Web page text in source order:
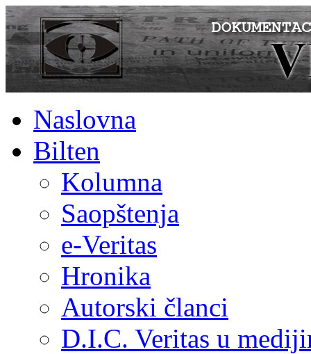
Naslovna
Bilten
Kolumna
Saopštenja
e-Veritas
Hronika
Autorski članci
D.I.C. Veritas u